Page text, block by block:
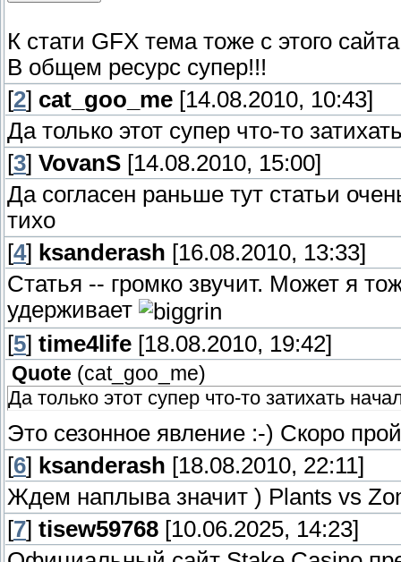
root (hd0,0)
chainloader /minint/setupldr.bin
title Запуск Linux SLAX 6.1.2 (Маленький
kernel /slax/vmlinuz ramdisk_size=6666
autoexec=xconf;telinit~4 fromusb
initrd=/slax/initrd.gz
title Запуск Acronis True Image
map (hd0,0)/boot/Acronis.iso (hd32)
map --hook
chainloader (hd32)
title Запуск Geexbox 1.2 (Проигрыватель
find --set-root /grldr
kernel /GEEXBOX/boot/vmlinuz root=/dev/
boot=UUID=0C1F-7489 lang=ru
vga=789 video=vesafb:ywrap,mtrr hdtv quiet
initrd /GEEXBOX/boot/initrd.gz
title Запуск FreeDOS
kernel /ISOLINUX/DATA/MEMDISK
initrd /ISOLINUX/DATA/FDBOOT.IMG
К стати GFX тема тоже с этого
В общем ресурс супер!!!
[2] cat_goo_me [14.08.2010, 10:43]
Да только этот супер что-то
[3] VovanS [14.08.2010, 15:00]
Да согласен раньше тут статьи
тихо
[4] ksanderash [16.08.2010, 13:33]
Статья -- громко звучит. Может я
удерживает
[5] time4life [18.08.2010, 19:42]
Quote (cat_goo_me)
Да только этот супер что-то затихать
Это сезонное явление :-) Скоро
[6] ksanderash [18.08.2010, 22:11]
Ждем наплыва значит ) Plants vs
[7] tisew59768 [10.06.2025, 14:23]